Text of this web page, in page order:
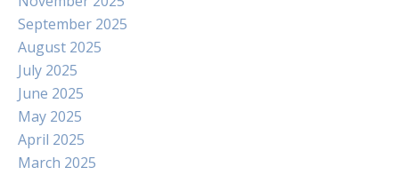
September 2025
August 2025
July 2025
June 2025
May 2025
April 2025
March 2025